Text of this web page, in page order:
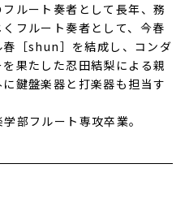
ルート奏者として長年、務
フルート奏者として、今春
［shun］を結成し、コンダ
果たした忍田結梨による親
鍵盤楽器と打楽器も担当す
部フルート専攻卒業。